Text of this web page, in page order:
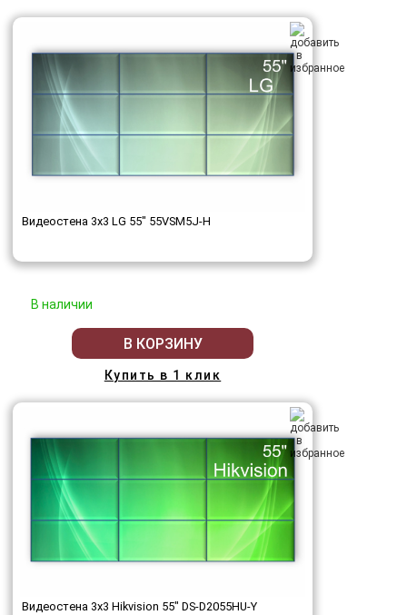
Видеостена 3x3 LG 55" 55VSM5J-H
В наличии
В КОРЗИНУ
Купить в 1 клик
Видеостена 3x3 Hikvision 55" DS-D2055HU-Y